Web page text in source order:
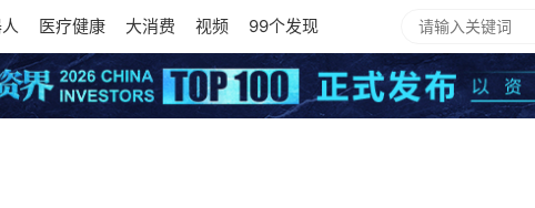
医疗健康 大消费 视频 99个发现